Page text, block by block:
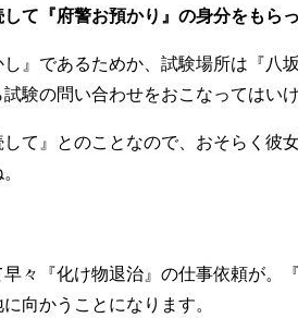
して『府警お預かり』の身分をもら
』であるためか、試験場所は『八
験の問い合わせをおこなってはい
して』とのことなので、おそらく彼
々『化け物退治』の仕事依頼が。
向かうことになります。